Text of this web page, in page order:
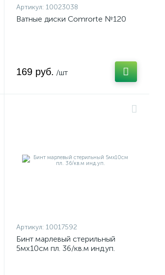
Артикул: 10023038
Ватные диски Comrorte №120
169 руб. /шт
Артикул: 10017592
Бинт марлевый стерильный
5мх10см пл. 36/кв.м инд.уп.